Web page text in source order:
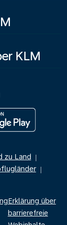
KLM
zu Land |
|
Erklärung über
barrierefreie